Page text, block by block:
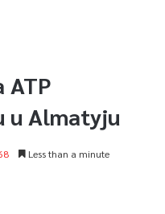
ATP
u Almatyju
Less than a minute